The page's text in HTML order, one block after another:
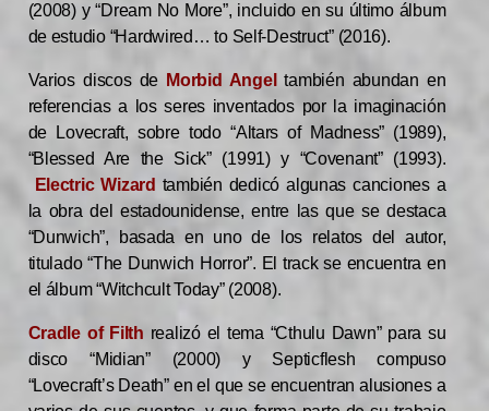
(2008) y “Dream No More”, incluido en su último álbum
de estudio “Hardwired… to Self-Destruct” (2016).
Varios discos de Morbid Angel también abundan en
referencias a los seres inventados por la imaginación
de Lovecraft, sobre todo “Altars of Madness” (1989),
“Blessed Are the Sick” (1991) y “Covenant” (1993).
Electric Wizard también dedicó algunas canciones a
la obra del estadounidense, entre las que se destaca
“Dunwich”, basada en uno de los relatos del autor,
titulado “The Dunwich Horror”. El track se encuentra en
el álbum “Witchcult Today” (2008).
Cradle of Filth realizó el tema “Cthulu Dawn” para su
disco “Midian” (2000) y Septicflesh compuso
“Lovecraft’s Death” en el que se encuentran alusiones a